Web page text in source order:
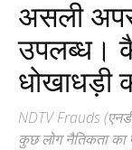
असली
उपलब्ध।
धोखाधड़ी
NDTV Frauds
कुछ लोग नैतिकता का